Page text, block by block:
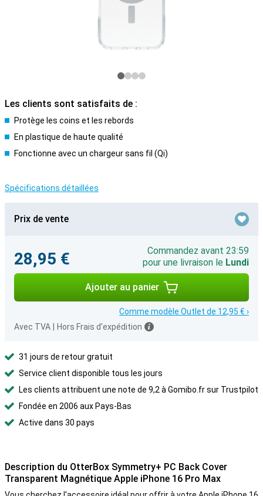
Les clients sont satisfaits de :
Protège les coins et les rebords
En plastique de haute qualité
Fonctionne avec un chargeur sans fil (Qi)
Spécifications détaillées
Prix de vente
28,95 €
Commandez avant 23:59
pour une livraison le Lundi
Ajouter au panier
Comme modèle Outlet de 12,95 € ›
Avec TVA
Hors Frais d'expédition
31 jours de retour gratuit
Service client disponible tous les jours
Les clients attribuent une note de 9,2 à Gomibo.fr sur Trustpilot
Fondée en 2006 aux Pays-Bas
Active dans 30 pays
Description du OtterBox Symmetry+ PC Back Cover
Transparent Magnétique Apple iPhone 16 Pro Max